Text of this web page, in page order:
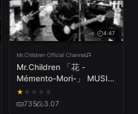
4:47
Mr.Children Official Channel
Mr.Children 「花 -
Mémento-Mori-」 MUSIC
VIDEO
★ ★ ★ ★ ★
735 3.07